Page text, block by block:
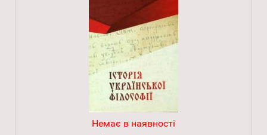
Немає в наявності